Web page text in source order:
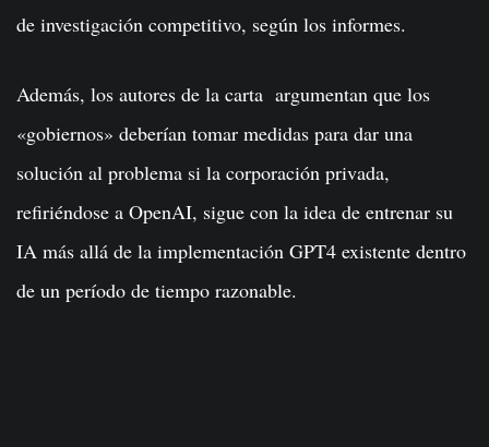
de investigación competitivo, según los informes.
Además, los autores de la carta argumentan que los
«gobiernos» deberían tomar medidas para dar una
solución al problema si la corporación privada,
refiriéndose a OpenAI, sigue con la idea de entrenar su
IA más allá de la implementación GPT4 existente dentro
de un período de tiempo razonable.